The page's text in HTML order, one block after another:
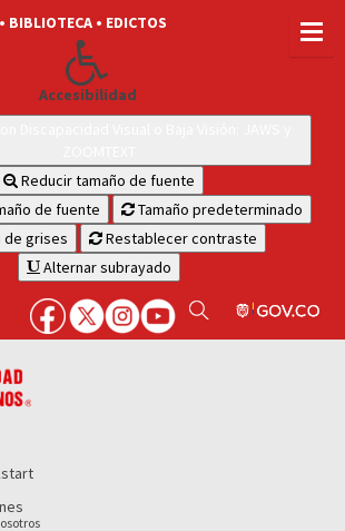
• BIBLIOTECA • EDICTOS
Accesibilidad
Reducir tamaño de fuente
de fuente
Tamaño predeterminado
de grises
Restablecer contraste
Alternar subrayado